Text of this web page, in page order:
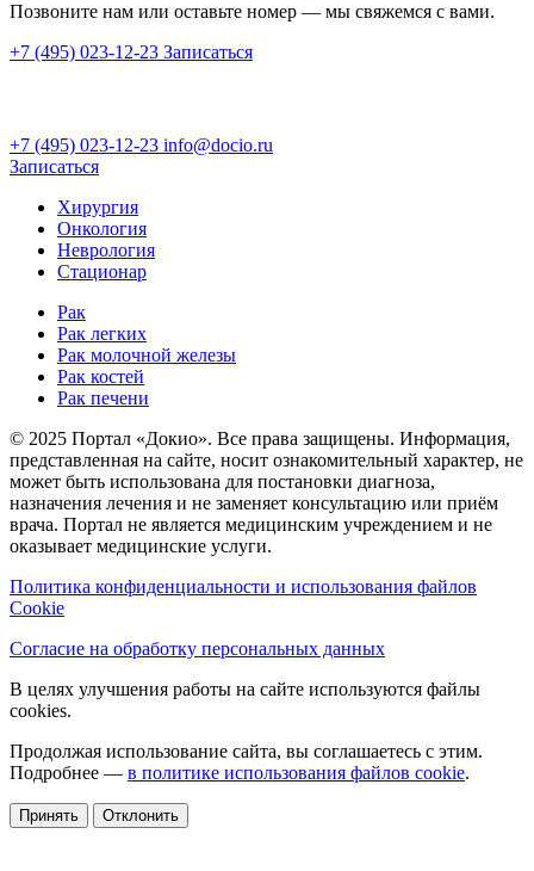
Позвоните нам или оставьте номер — мы свяжемся с вами.
+7 (495) 023-12-23 Записаться
+7 (495) 023-12-23 info@docio.ru
Записаться
Хирургия
Онкология
Неврология
Стационар
Рак
Рак легких
Рак молочной железы
Рак костей
Рак печени
© 2025 Портал «Докио». Все права защищены. Информация,
представленная на сайте, носит ознакомительный характер, не
может быть использована для постановки диагноза,
назначения лечения и не заменяет консультацию или приём
врача. Портал не является медицинским учреждением и не
оказывает медицинские услуги.
Политика конфиденциальности и использования файлов
Cookie
Согласие на обработку персональных данных
В целях улучшения работы на сайте используются файлы
cookies.
Продолжая использование сайта, вы соглашаетесь с этим.
Подробнее — в политике использования файлов cookie.
Принять Отклонить